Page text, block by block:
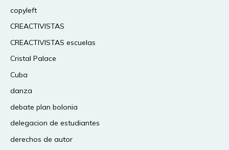
copyleft
CREACTIVISTAS
CREACTIVISTAS escuelas
Cristal Palace
Cuba
danza
debate plan bolonia
delegacion de estudiantes
derechos de autor